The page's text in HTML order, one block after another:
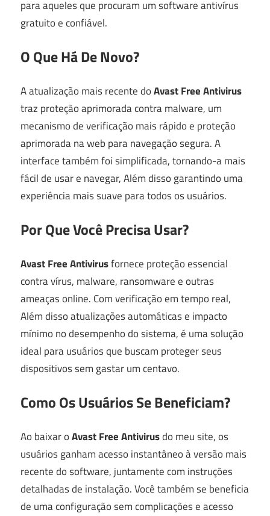
para aqueles que procuram um software antivírus
gratuito e confiável.
O Que Há De Novo?
A atualização mais recente doAvast Free Antivirus
traz proteção aprimorada contra malware, um
mecanismo de verificação mais rápido e proteção
aprimorada na web para navegação segura. A
interface também foi simplificada, tornando-a mais
fácil de usar e navegar, Além disso garantindo uma
experiência mais suave para todos os usuários.
Por Que Você Precisa Usar?
Avast Free Antivirusfornece proteção essencial
contra vírus, malware, ransomware e outras
ameaças online. Com verificação em tempo real,
Além disso atualizações automáticas e impacto
mínimo no desempenho do sistema, é uma solução
ideal para usuários que buscam proteger seus
dispositivos sem gastar um centavo.
Como Os Usuários Se Beneficiam?
Ao baixar oAvast Free Antivirusdo meu site, os
usuários ganham acesso instantâneo à versão mais
recente do software, juntamente com instruções
detalhadas de instalação. Você também se beneficia
de uma configuração sem complicações e acesso